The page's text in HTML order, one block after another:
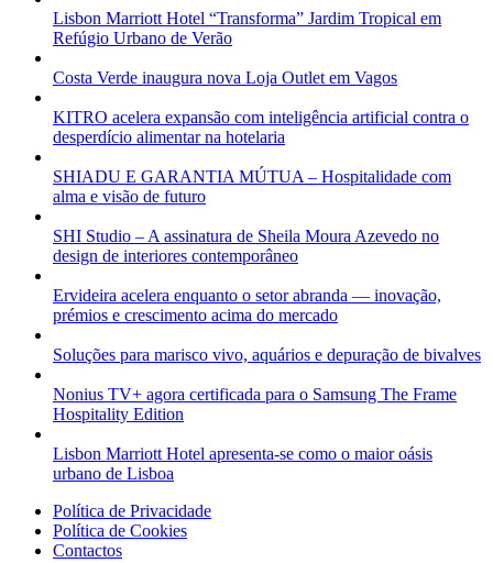
Lisbon Marriott Hotel “Transforma” Jardim Tropical em
Refúgio Urbano de Verão
Costa Verde inaugura nova Loja Outlet em Vagos
KITRO acelera expansão com inteligência artificial contra o
desperdício alimentar na hotelaria
SHIADU E GARANTIA MÚTUA – Hospitalidade com
alma e visão de futuro
SHI Studio – A assinatura de Sheila Moura Azevedo no
design de interiores contemporâneo
Ervideira acelera enquanto o setor abranda — inovação,
prémios e crescimento acima do mercado
Soluções para marisco vivo, aquários e depuração de bivalves
Nonius TV+ agora certificada para o Samsung The Frame
Hospitality Edition
Lisbon Marriott Hotel apresenta-se como o maior oásis
urbano de Lisboa
Política de Privacidade
Política de Cookies
Contactos